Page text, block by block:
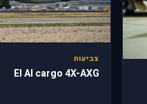
צביעות
El Al cargo 4X-AXG